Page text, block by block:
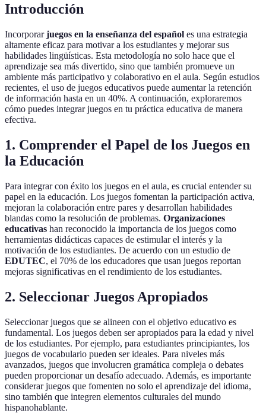
Introducción
Incorporarjuegos en la enseñanza del español es una estrategia
altamente eficaz para motivar a los estudiantes y mejorar sus
habilidades lingüísticas. Esta metodología no solo hace que el
aprendizaje sea más divertido, sino que también promueve un
ambiente más participativo y colaborativo en el aula. Según estudios
recientes, el uso de juegos educativos puede aumentar la retención
de información hasta en un 40%. A continuación, exploraremos
cómo puedes integrar juegos en tu práctica educativa de manera
efectiva.
1. Comprender el Papel de los Juegos en
la Educación
Para integrar con éxito los juegos en el aula, es crucial entender su
papel en la educación. Los juegos fomentan la participación activa,
mejoran la colaboración entre pares y desarrollan habilidades
blandas como la resolución de problemas. Organizaciones
educativas han reconocido la importancia de los juegos como
herramientas didácticas capaces de estimular el interés y la
motivación de los estudiantes. De acuerdo con un estudio de
EDUTEC, el 70% de los educadores que usan juegos reportan
mejoras significativas en el rendimiento de los estudiantes.
2. Seleccionar Juegos Apropiados
Seleccionar juegos que se alineen con el objetivo educativo es
fundamental. Los juegos deben ser apropiados para la edad y nivel
de los estudiantes. Por ejemplo, para estudiantes principiantes, los
juegos de vocabulario pueden ser ideales. Para niveles más
avanzados, juegos que involucren gramática compleja o debates
pueden proporcionar un desafío adecuado. Además, es importante
considerar juegos que fomenten no solo el aprendizaje del idioma,
sino también que integren elementos culturales del mundo
hispanohablante.